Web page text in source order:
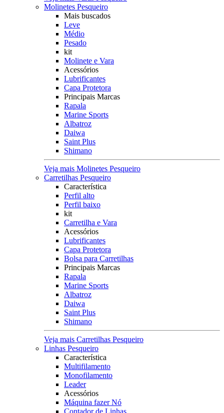
Molinetes Pesqueiro
Mais buscados
Leve
Médio
Pesado
kit
Molinete e Vara
Acessórios
Lubrificantes
Capa Protetora
Principais Marcas
Rapala
Marine Sports
Albatroz
Daiwa
Saint Plus
Shimano
Veja mais Molinetes Pesqueiro
Carretilhas Pesqueiro
Característica
Perfil alto
Perfil baixo
kit
Carretilha e Vara
Acessórios
Lubrificantes
Capa Protetora
Bolsa para Carretilhas
Principais Marcas
Rapala
Marine Sports
Albatroz
Daiwa
Saint Plus
Shimano
Veja mais Carretilhas Pesqueiro
Linhas Pesqueiro
Característica
Multifilamento
Monofilamento
Leader
Acessórios
Máquina fazer Nó
Contador de Linhas